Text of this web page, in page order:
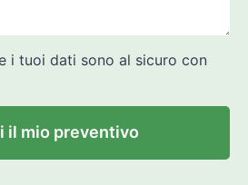
i tuoi dati sono al sicuro con
il mio preventivo